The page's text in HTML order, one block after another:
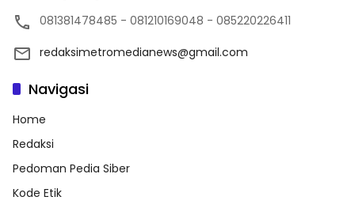
081381478485 - 081210169048 - 085220226411
redaksimetromedianews@gmail.com
Navigasi
Home
Redaksi
Pedoman Pedia Siber
Kode Etik